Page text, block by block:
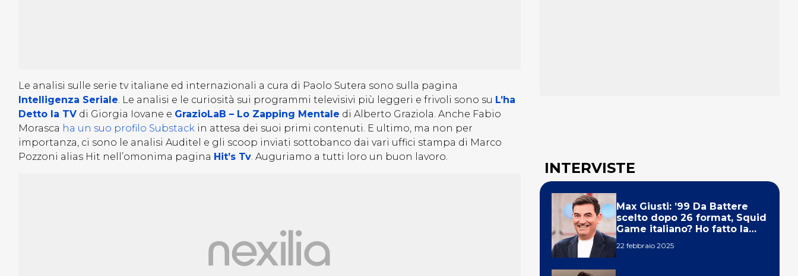
Le analisi sulle serie tv italiane ed internazionali a cura di Paolo Sutera sono sulla pagina
Intelligenza Seriale. Le analisi e le curiosità sui programmi televisivi più leggeri e frivoli sono su L’ha
Detto la TV di Giorgia Iovane e GrazioLaB – Lo Zapping Mentale di Alberto Graziola. Anche Fabio
Morasca ha un suo profilo Substack in attesa dei suoi primi contenuti. E ultimo, ma non per
importanza, ci sono le analisi Auditel e gli scoop inviati sottobanco dai vari uffici stampa di Marco
Pozzoni alias Hit nell’omonima pagina Hit’s Tv. Auguriamo a tutti loro un buon lavoro.
INTERVISTE
Max Giusti: ’99 Da Battere
scelto dopo 26 format, Squid
Game italiano? Ho fatto la
22 febbraio 2025